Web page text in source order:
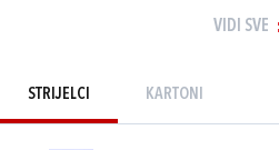
VIDI SVE
STRIJELCI KARTONI